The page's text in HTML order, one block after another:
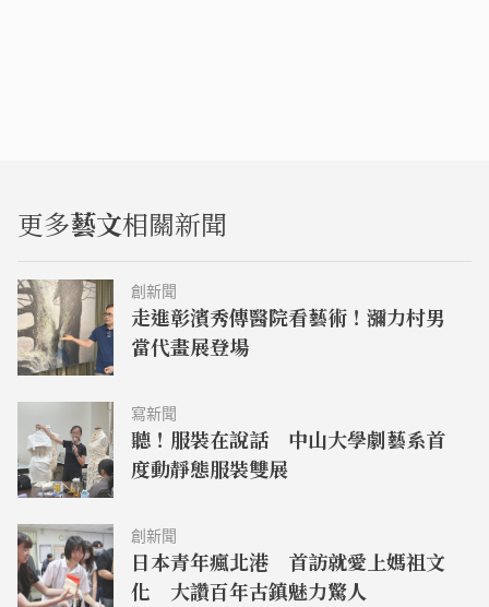
更多藝文相關新聞
創新聞
走進彰濱秀傳醫院看藝術！瀰力村男
當代畫展登場
寫新聞
聽！服裝在說話 中山大學劇藝系首
度動靜態服裝雙展
創新聞
日本青年瘋北港 首訪就愛上媽祖文
化 大讚百年古鎮魅力驚人